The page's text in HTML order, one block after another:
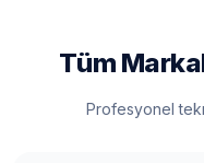
Tüm
Profesyonel